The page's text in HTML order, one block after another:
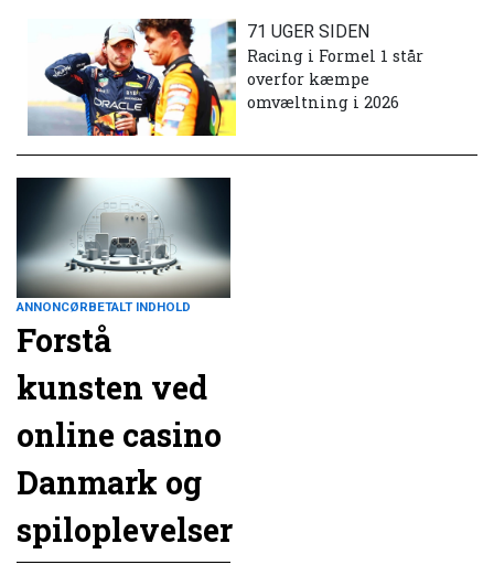
71 UGER SIDEN
Racing i Formel 1 står
overfor kæmpe
omvæltning i 2026
ANNONCØRBETALT INDHOLD
Forstå
kunsten ved
online casino
Danmark og
spiloplevelser